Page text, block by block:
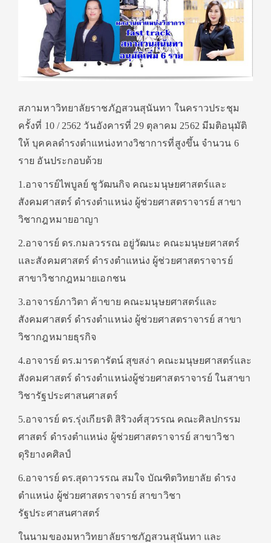
สภามหาวิทยาลัยราชภัฏสวนสุนันทา ในคราวประชุม
ครั้งที่ 10 / 2562 วันอังคารที่ 29 ตุลาคม 2562 มีมติอนุมัติ
ให้ บุคคลดำรงตำแหน่งทางวิชาการที่สูงขึ้น จำนวน 6
ราย อันประกอบด้วย
1.อาจารย์ไพบูลย์ ชูวัฒนกิจ คณะมนุษยศาสตร์และ
สังคมศาสตร์ ดำรงตำแหน่ง ผู้ช่วยศาสตราจารย์ สาขา
วิชากฎหมายอาญา
2.อาจารย์ ดร.กมลวรรณ อยู่วัฒนะ คณะมนุษยศาสตร์
และสังคมศาสตร์ ดำรงตำแหน่ง ผู้ช่วยศาสตราจารย์
สาขาวิชากฎหมายเอกชน
3.อาจารย์ภาวิตา ค้าขาย คณะมนุษยศาสตร์และ
สังคมศาสตร์ ดำรงตำแหน่ง ผู้ช่วยศาสตราจารย์ สาขา
วิชากฎหมายธุรกิจ
4.อาจารย์ ดร.มารดารัตน์ สุขสง่า คณะมนุษยศาสตร์และ
สังคมศาสตร์ ดำรงตำแหน่งผู้ช่วยศาสตราจารย์ ในสาขา
วิชารัฐประศาสนศาสตร์
5.อาจารย์ ดร.รุ่งเกียรติ สิริวงศ์สุวรรณ คณะศิลปกรรม
ศาสตร์ ดำรงตำแหน่ง ผู้ช่วยศาสตราจารย์ สาขาวิชา
ดุริยางคศิลป์
6.อาจารย์ ดร.สุดาวรรณ สมใจ บัณฑิตวิทยาลัย ดำรง
ตำแหน่ง ผู้ช่วยศาสตราจารย์ สาขาวิชา
รัฐประศาสนศาสตร์
ในนามของมหาวิทยาลัยราชภัฏสวนสุนันทา และ